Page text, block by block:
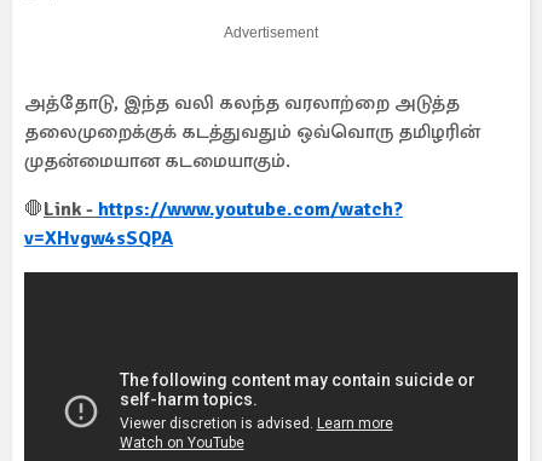
Advertisement
அத்தோடு, இந்த வலி கலந்த வரலாற்றை அடுத்த
தலைமுறைக்குக் கடத்துவதும் ஒவ்வொரு தமிழரின்
முதன்மையான கடமையாகும்.
🛑Link - https://www.youtube.com/watch?
v=XHvgw4sSQPA